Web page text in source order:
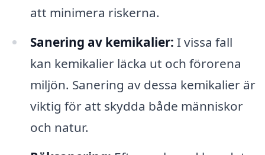
att minimera riskerna.
Sanering av kemikalier: I vissa fall
kan kemikalier läcka ut och förorena
miljön. Sanering av dessa kemikalier är
viktig för att skydda både människor
och natur.